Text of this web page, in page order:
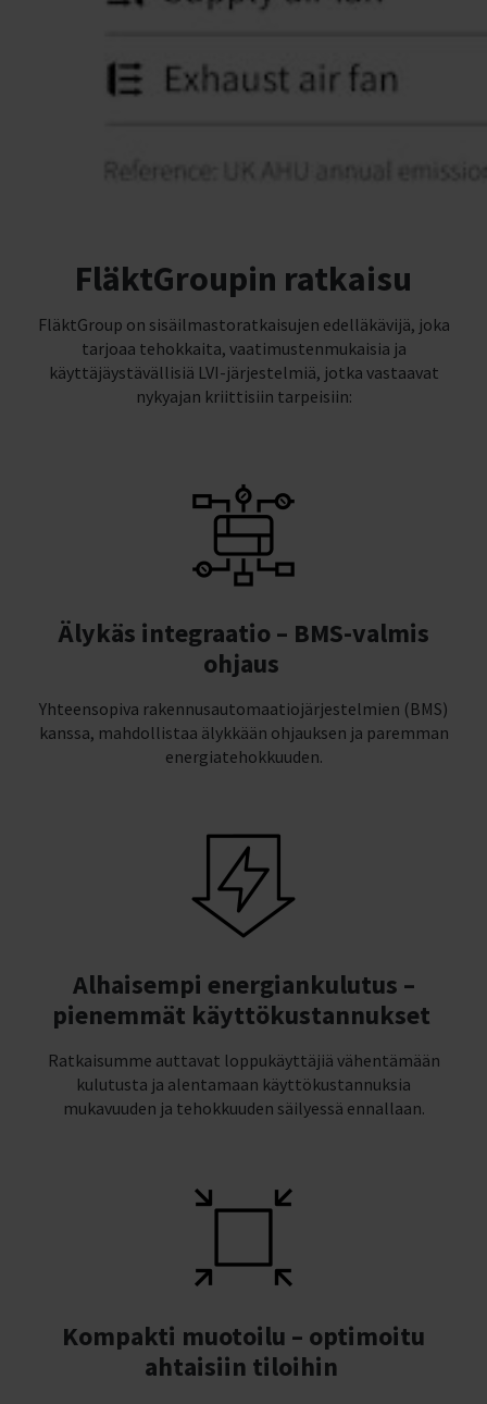
FläktGroupin ratkaisu
FläktGroup on sisäilmastoratkaisujen edelläkävijä, joka
tarjoaa tehokkaita, vaatimustenmukaisia ja
käyttäjäystävällisiä LVI-järjestelmiä, jotka vastaavat
nykyajan kriittisiin tarpeisiin:
Älykäs integraatio – BMS-valmis
ohjaus
Yhteensopiva rakennusautomaatiojärjestelmien (BMS)
kanssa, mahdollistaa älykkään ohjauksen ja paremman
energiatehokkuuden.
Alhaisempi energiankulutus –
pienemmät käyttökustannukset
Ratkaisumme auttavat loppukäyttäjiä vähentämään
kulutusta ja alentamaan käyttökustannuksia
mukavuuden ja tehokkuuden säilyessä ennallaan.
Kompakti muotoilu – optimoitu
ahtaisiin tiloihin